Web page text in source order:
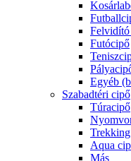
Futócipő
Egyéb
Szabadtéri cipő
Túracipő
Aqua
Más